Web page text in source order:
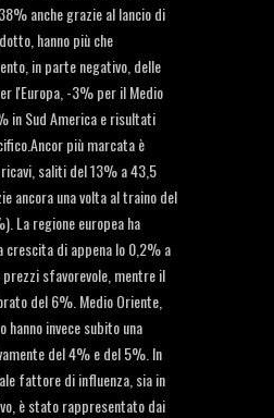
anche grazie al lancio di
hanno più che
in parte negativo, delle
l'Europa, -3% per il Medio
in Sud America e risultati
più marcata è
saliti del 13% a 43,5
ancora una volta al traino del
La regione europea ha
crescita di appena lo 0,2% a
sfavorevole, mentre il
del 6%. Medio Oriente,
invece subito una
del 4% e del 5%. In
fattore di influenza, sia in
è stato rappresentato dai